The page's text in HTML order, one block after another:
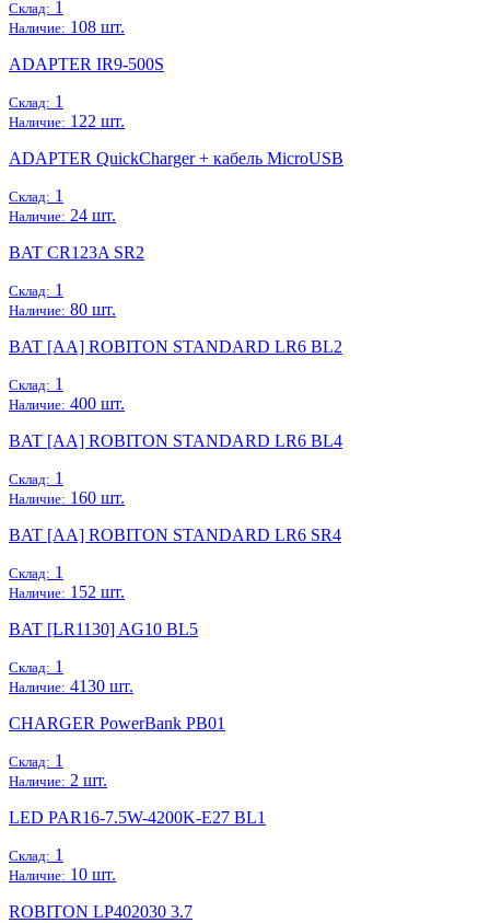
Склад: 1
Наличие: 108 шт.
ADAPTER IR9-500S
Склад: 1
Наличие: 122 шт.
ADAPTER QuickCharger + кабель MicroUSB
Склад: 1
Наличие: 24 шт.
BAT CR123A SR2
Склад: 1
Наличие: 80 шт.
BAT [AA] ROBITON STANDARD LR6 BL2
Склад: 1
Наличие: 400 шт.
BAT [AA] ROBITON STANDARD LR6 BL4
Склад: 1
Наличие: 160 шт.
BAT [AA] ROBITON STANDARD LR6 SR4
Склад: 1
Наличие: 152 шт.
BAT [LR1130] AG10 BL5
Склад: 1
Наличие: 4130 шт.
CHARGER PowerBank PB01
Склад: 1
Наличие: 2 шт.
LED PAR16-7.5W-4200K-E27 BL1
Склад: 1
Наличие: 10 шт.
ROBITON LP402030 3.7